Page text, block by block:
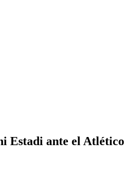
Estadi ante el Atlético